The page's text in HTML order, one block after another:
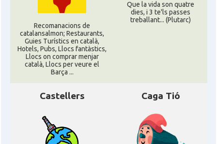
Recomanacions de
catalansalmon; Restaurants,
Guies Turístics en català,
Hotels, Pubs, Llocs fantàstics,
Llocs on comprar menjar
català, Llocs per veure el
Barça ...
Que la vida son quatre
dies, i 3 te'ls passes
treballant... (Plutarc)
Castellers Caga Tió